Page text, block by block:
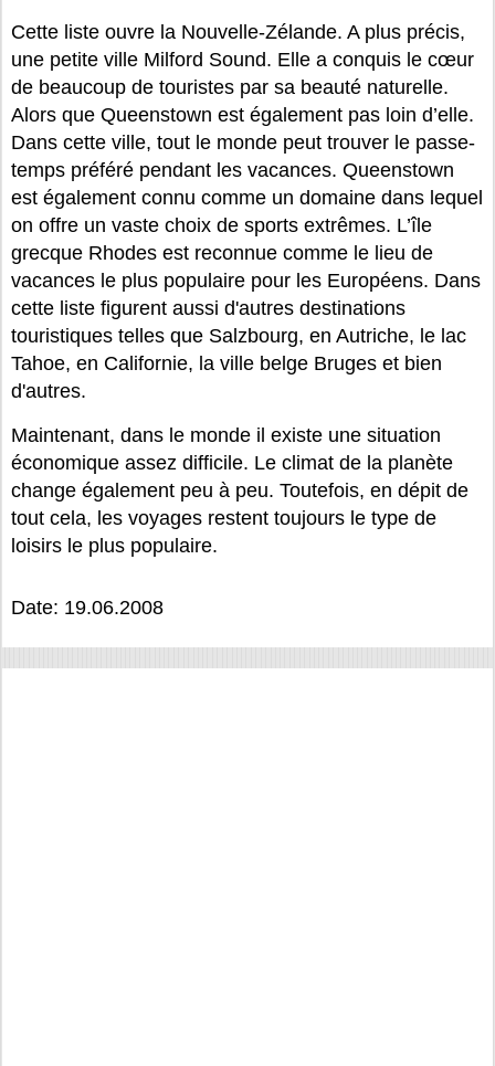
Cette liste ouvre la Nouvelle-Zélande. A plus précis,
une petite ville Milford Sound. Elle a conquis le cœur
de beaucoup de touristes par sa beauté naturelle.
Alors que Queenstown est également pas loin d’elle.
Dans cette ville, tout le monde peut trouver le passe-
temps préféré pendant les vacances. Queenstown
est également connu comme un domaine dans lequel
on offre un vaste choix de sports extrêmes. L’île
grecque Rhodes est reconnue comme le lieu de
vacances le plus populaire pour les Européens. Dans
cette liste figurent aussi d'autres destinations
touristiques telles que Salzbourg, en Autriche, le lac
Tahoe, en Californie, la ville belge Bruges et bien
d'autres.
Maintenant, dans le monde il existe une situation
économique assez difficile. Le climat de la planète
change également peu à peu. Toutefois, en dépit de
tout cela, les voyages restent toujours le type de
loisirs le plus populaire.
Date: 19.06.2008